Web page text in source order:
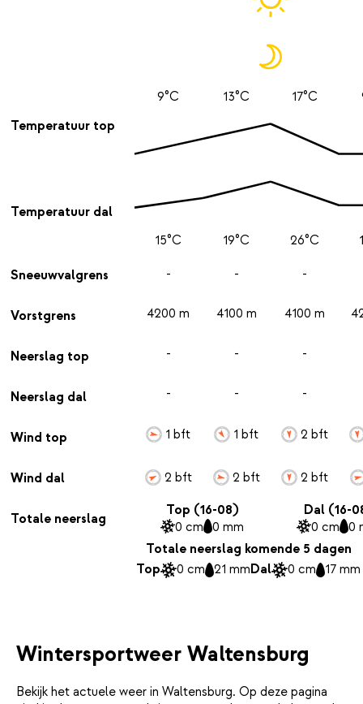
Temperatuur top
Temperatuur dal
Sneeuwvalgrens
Vorstgrens
Neerslag top
Neerslag dal
Wind top
Wind dal
Totale neerslag
9°C
15°C
-
4200 m
-
-
1 bft
2 bft
13°C
19°C
-
4100 m
-
-
1 bft
2 bft
17°C
26°C
-
4100 m
-
-
2 bft
2 bft
Top (16-08)
0 cm 0 mm
Dal (16-
0 cm 0
Totale neerslag komende 5 dagen
Top
0 cm 21 mmDal 0 cm 17 mm
Wintersportweer Waltensburg
Bekijk het actuele weer in Waltensburg. Op deze pagina